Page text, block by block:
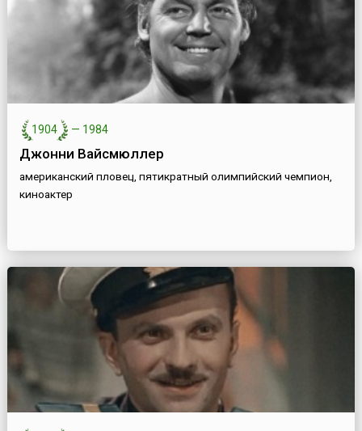
1904 — 1984
Джонни Вайсмюллер
американский пловец, пятикратный олимпийский чемпион,
киноактер